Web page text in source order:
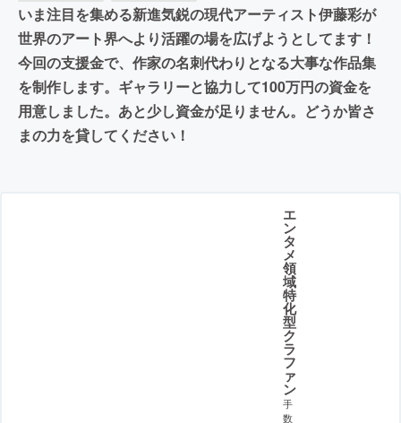
いま注目を集める新進気鋭の現代アーティスト伊藤彩が
世界のアート界へより活躍の場を広げようとしてます！
今回の支援金で、作家の名刺代わりとなる大事な作品集
を制作します。ギャラリーと協力して100万円の資金を
用意しました。あと少し資金が足りません。どうか皆さ
まの力を貸してください！
エ
ン
タ
メ
領
域
特
化
型
ク
ラ
フ
ァ
ン
手
数